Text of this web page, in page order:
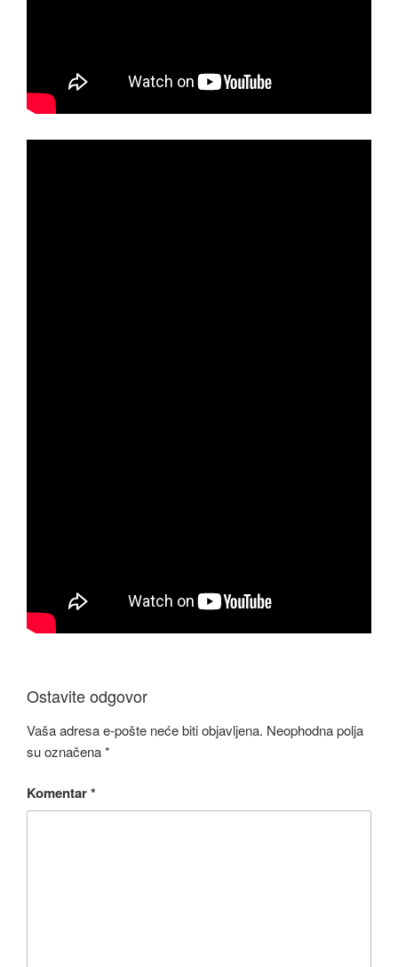
Ostavite odgovor
Vaša adresa e-pošte neće biti objavljena. Neophodna polja
su označena*
Komentar*